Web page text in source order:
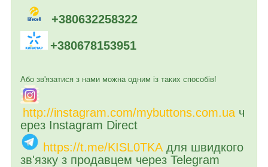
+380632258322
+380678153951
Або зв'язатися з нами можна одним із таких способів!
http://instagram.com/mybuttons.com.ua ч
ерез Instagram Direct
https://t.me/KISL0TKA для швидкого
зв'язку з продавцем через Telegram